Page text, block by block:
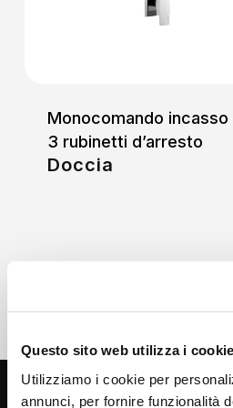
Questo sito web utilizza i cookie
Utilizziamo i cookie per
annunci, per fornire funzionalità
Monocomando incasso
3 rubinetti d’arresto
Doccia